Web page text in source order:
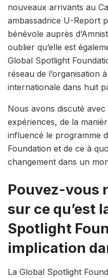
nouveaux arrivants au
ambassadrice U-Report
bénévole auprès
oublier qu’elle est
Global Spotlight
réseau de l’organisation
internationale dans huit
Nous avons discuté avec
expériences, de la
influencé le programme
Foundation et de ce à
changement dans un
Pouvez-vous
sur ce qu’est
Spotlight
implication
La Global Spotlight